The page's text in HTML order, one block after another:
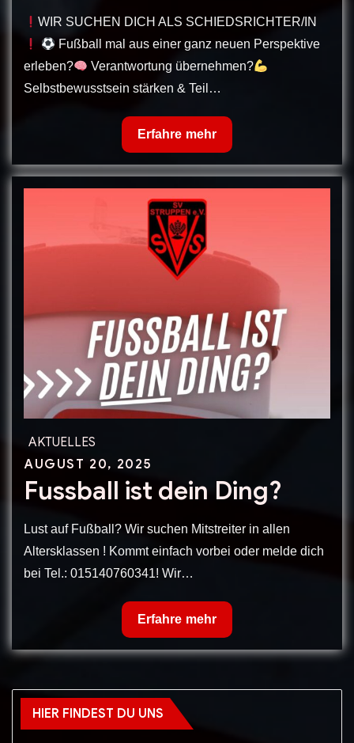
WIR SUCHEN DICH ALS SCHIEDSRICHTER/IN
Fußball mal aus einer ganz neuen Perspektive
erleben?
Verantwortung übernehmen?
Selbstbewusstsein stärken & Teil…
Schiedsrichter
gesucht!
Erfahre mehr
AKTUELLES
Posted
on
AUGUST 20, 2025
Fussball ist dein Ding?
Lust auf Fußball? Wir suchen Mitstreiter in allen
Altersklassen ! Kommt einfach vorbei oder melde dich
bei Tel.: 015140760341! Wir…
Fussball
ist
dein
Erfahre mehr
HIER FINDEST DU UNS